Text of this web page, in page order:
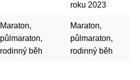
roku 2023
Maraton,
půlmaraton,
rodinný běh
Maraton,
půlmaraton,
rodinný běh